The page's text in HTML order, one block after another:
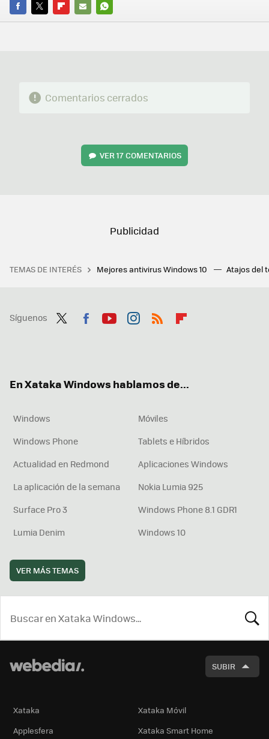
FACEBOOK
TWITTERFLIPBOARD
E-
WHATSAPP
Comentarios cerrados
VER17 COMENTARIOS
TEMAS DE INTERÉS Mejores antivirus Windows 10 Atajos del
Síguenos
En Xataka Windows hablamos de...
Windows
Móviles
Windows Phone
Tablets e Híbridos
Actualidad en Redmond
Aplicaciones Windows
La aplicación de la semana
Nokia Lumia 925
Surface Pro 3
Windows Phone 8.1 GDR1
Lumia Denim
Windows 10
VER MÁS TEMAS
SUBIR
Xataka
Xataka Móvil
Applesfera
Xataka Smart Home